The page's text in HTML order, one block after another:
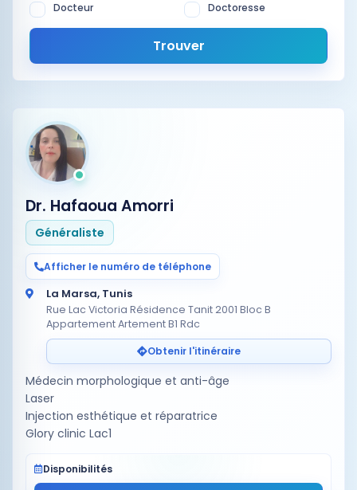
Docteur Doctoresse
Trouver
Dr. Hafaoua Amorri
Généraliste
Afficher le numéro de téléphone
La Marsa, Tunis
Rue Lac Victoria Résidence Tanit 2001 Bloc B
Appartement Artement B1 Rdc
Obtenir l'itinéraire
Médecin morphologique et anti-âge
Laser
Injection esthétique et réparatrice
Glory clinic Lac1
Disponibilités